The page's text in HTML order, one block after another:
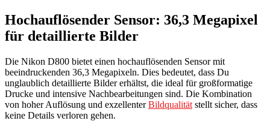
Hochauflösender Sensor: 36,3 Megapixel
für detaillierte Bilder
Die Nikon D800 bietet einen hochauflösenden Sensor mit
beeindruckenden 36,3 Megapixeln. Dies bedeutet, dass Du
unglaublich detaillierte Bilder erhältst, die ideal für großformatige
Drucke und intensive Nachbearbeitungen sind. Die Kombination
von hoher Auflösung und exzellenterBildqualität stellt sicher, dass
keine Details verloren gehen.